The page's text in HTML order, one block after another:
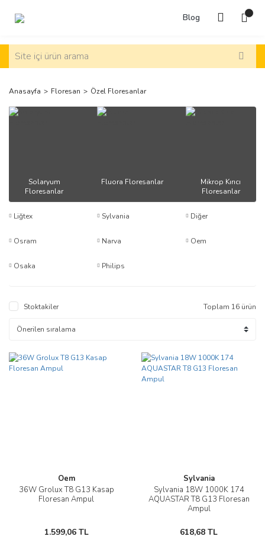
Blog
Anasayfa Floresan Özel Floresanlar
Solaryum
Floresanlar
Fluora Floresanlar
Mikrop Kırıcı
Floresanlar
Liğtex Sylvania Diğer
Osram Narva Oem
Osaka Philips
Stoktakiler Toplam 16 ürün
Oem
36W Grolux T8 G13 Kasap
Floresan Ampul
1.599,06 TL
Sylvania
Sylvania 18W 1000K 174
AQUASTAR T8 G13 Floresan
Ampul
618,68 TL